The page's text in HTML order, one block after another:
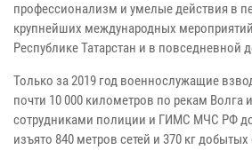
профессионализм и умелые действия в
крупнейших международных
Республике Татарстан и в повседневной
Только за 2019 год военнослужащие
почти 10 000 километров по рекам Волга
сотрудниками полиции и ГИМС МЧС РФ
изъято 840 метров сетей и 370 кг